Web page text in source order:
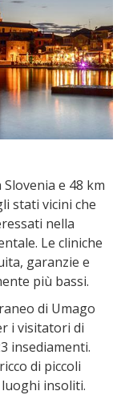
e 48 km
stati vicini che
nella
Le cliniche
garanzie e
più bassi.
di Umago
i visitatori di
insediamenti.
di piccoli
insoliti.